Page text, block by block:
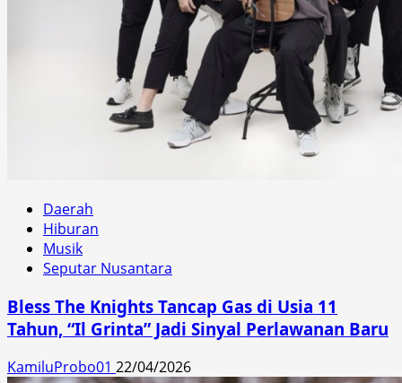
Daerah
Hiburan
Musik
Seputar Nusantara
Bless The Knights Tancap Gas di Usia 11
Tahun, “Il Grinta” Jadi Sinyal Perlawanan Baru
KamiluProbo01 22/04/2026